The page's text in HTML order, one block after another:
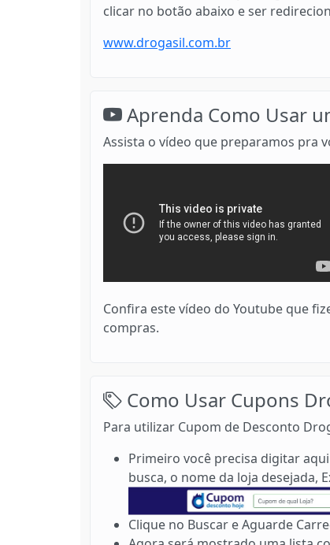
clicar no botão abaixo e ser
www.drogasil.com.br
Aprenda Como Usar
Assista o vídeo que preparamos pra
Confira este vídeo do Youtube que
compras.
Como Usar Cupons
Para utilizar Cupom de Desconto
Primeiro você precisa digitar
busca, o nome da loja desejada,
Clique no Buscar e Aguarde